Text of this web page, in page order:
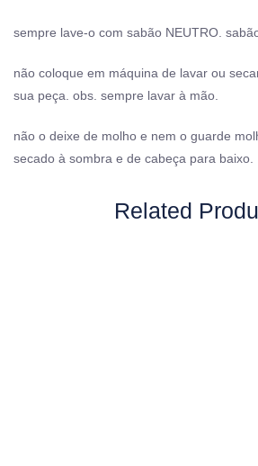
sempre lave-o com sabão NEUTRO.
não coloque em máquina de lavar ou
sua peça. obs. sempre lavar à mão.
não o deixe de molho e nem o guarde
secado à sombra e de cabeça para baixo.
Related